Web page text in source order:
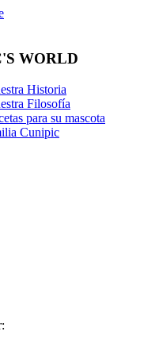
WORLD
Historia
Filosofía
para su mascota
Cunipic